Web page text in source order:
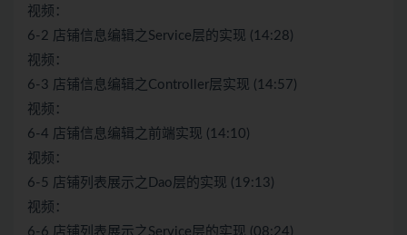
视频：
6-2 店铺信息编辑之Service层的实现 (14:28)
视频：
6-3 店铺信息编辑之Controller层实现 (14:57)
视频：
6-4 店铺信息编辑之前端实现 (14:10)
视频：
6-5 店铺列表展示之Dao层的实现 (19:13)
视频：
6-6 店铺列表展示之Service层的实现 (08:24)